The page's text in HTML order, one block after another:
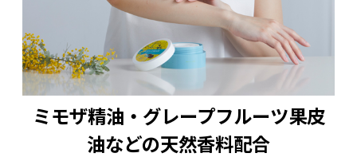
ミモザ精油・グレープフルーツ果皮
油などの天然香料配合